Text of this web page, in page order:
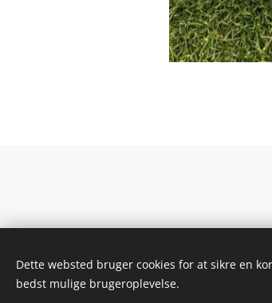
Dette websted bruger cookies for at sikre en
bedst mulige brugeroplevelse.